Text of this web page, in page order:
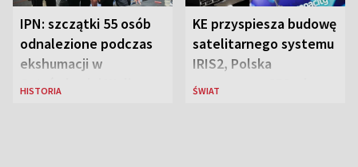
IPN: szczątki 55 osób
odnalezione podczas
ekshumacji w
Ostrówkach i Woli
HISTORIA
KE przyspiesza budowę
satelitarnego systemu
IRIS2, Polska
przeznaczy 656 mln
ŚWIAT